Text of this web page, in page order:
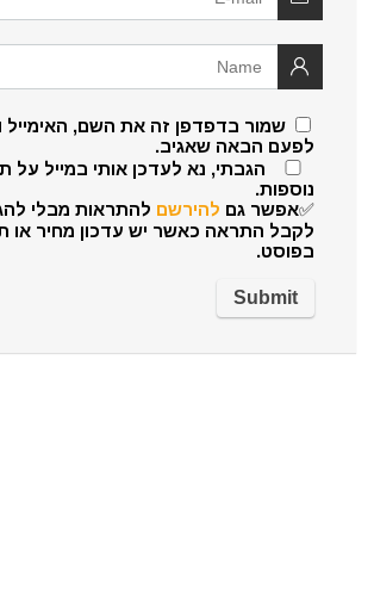
שמור בדפדפן זה את השם, האימייל
לפעם הבאה שאגיב.
הגבתי, נא לעדכן אותי במייל על
נוספות.
✅אפשר גם להירשם להתראות מבלי
לקבל התראה כאשר יש עדכון מחיר או
בפוסט.